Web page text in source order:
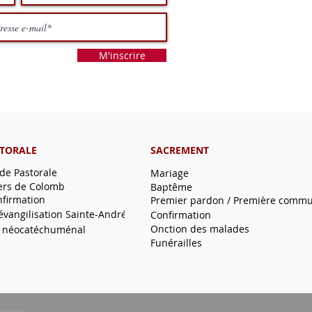
M'inscrire
Pastorale
de Colomb
Sainte-André
SACREMENT
Mariage
Premier pardon / Première
Baptême
Confirmation
Onction des malades
Funérailles